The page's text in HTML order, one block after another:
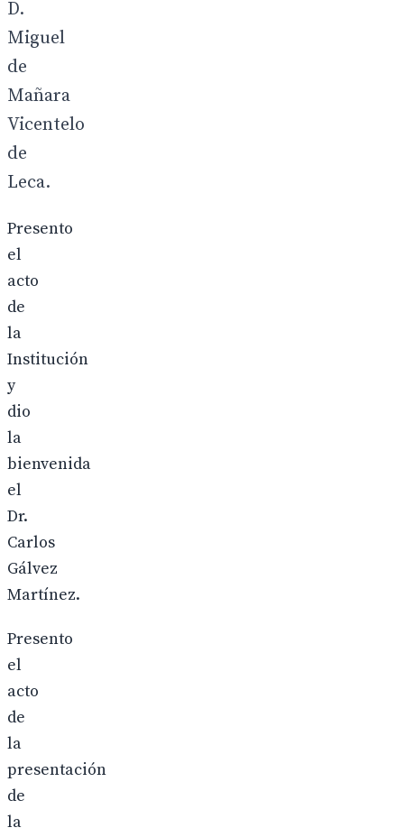
D.
Miguel
de
Mañara
Vicentelo
de
Leca.
Presento
el
acto
de
la
Institución
y
dio
la
bienvenida
el
Dr.
Carlos
Gálvez
Martínez.
Presento
el
acto
de
la
presentación
de
la